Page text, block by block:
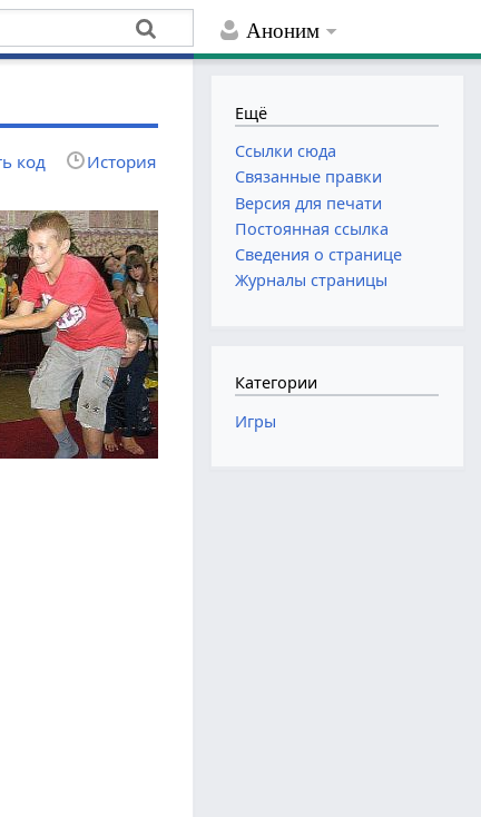
Аноним
код История
Ещё
Ссылки сюда
Связанные правки
Версия для печати
Постоянная ссылка
Сведения о странице
Журналы страницы
Категории
Игры